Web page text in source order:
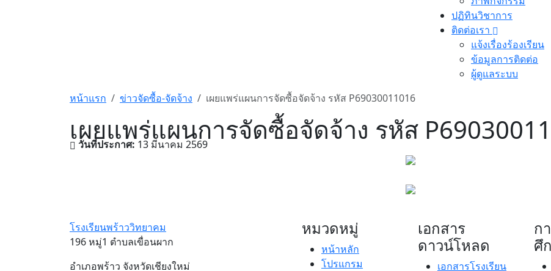
ปฏิทินวิชาการ
ติดต่อเรา
แจ้งเรื่องร้องเรียน
ข้อมูลการติดต่อ
ผู้ดูแลระบบ
หน้าแรก
ข่าวจัดซื้อ-จัดจ้าง เผยแพร่แผนการจัดซื้อจัดจ้าง รหัส P69030011016
เผยแพร่แผนการจัดซื้อจัดจ้าง รหัส
วันที่ประกาศ: 13 มีนาคม 2569
โรงเรียนพร้าววิทยาคม
196 หมู่1 ตำบลเขื่อนผาก
อำเภอพร้าว จังหวัดเชียงใหม่
หมวดหมู่
หน้าหลัก
โปรแกรม
เอกสาร
ดาวน์โหลด
เอกสารโรงเรียน
ก
ศึ